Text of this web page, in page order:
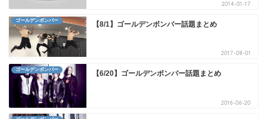
2014-01-17
ゴールデンボンバー 【8/1】ゴールデンボンバー話題まとめ
2017-08-01
ゴールデンボンバー 【6/20】ゴールデンボンバー話題まとめ
2016-06-20